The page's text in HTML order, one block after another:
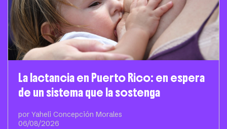
La lactancia en Puerto Rico: en espera
de un sistema que la sostenga
por Yaheli Concepción Morales
06/08/2026